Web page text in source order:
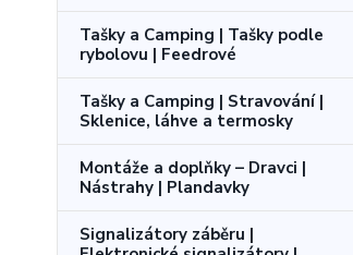
Tašky a Camping | Tašky podle
rybolovu | Feedrové
Tašky a Camping | Stravování |
Sklenice, láhve a termosky
Montáže a doplňky – Dravci |
Nástrahy | Plandavky
Signalizátory záběru |